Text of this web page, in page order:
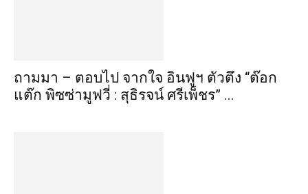
ถามมา – ตอบไป จากใจ อินฟูฯ ตัวตึง “ต๊อก
แต๊ก พิซซ่ามูฟวี่ : สุธิรจน์ ศรีเพ็ชร” ...